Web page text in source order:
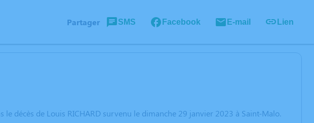
Partager SMS Facebook E-mail Lien
le décès de Louis RICHARD survenu le dimanche 29 janvier 2023 à Saint-Malo.